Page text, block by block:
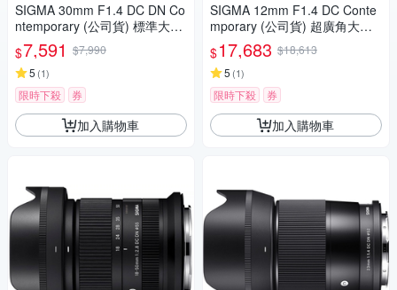
SIGMA 30mm F1.4 DC DN Co
ntemporary (公司貨) 標準大光
圈定焦鏡頭 人像鏡 APS-C 無反
微單眼專用鏡頭
$7,591 $7,990
5 (1)
限時下殺 券
加入購物車
SIGMA 12mm F1.4 DC Conte
mporary (公司貨) 超廣角大光
圈定焦鏡 星空鏡 APS-C 無反微
單眼專用鏡頭
$17,683 $18,613
5 (1)
限時下殺 券
加入購物車